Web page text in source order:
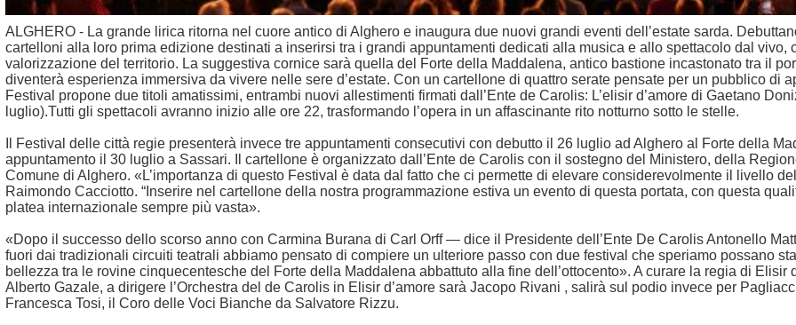
ALGHERO - La grande lirica ritorna nel cuore antico di Alghero e inaugura due nuovi grandi eventi dell’estate sarda.
cartelloni alla loro prima edizione destinati a inserirsi tra i grandi appuntamenti dedicati alla musica e allo spettacolo dal vivo,
valorizzazione del territorio. La suggestiva cornice sarà quella del Forte della Maddalena, antico bastione incastonato tra il
diventerà esperienza immersiva da vivere nelle sere d’estate. Con un cartellone di quattro serate pensate per un pubblico di
Festival propone due titoli amatissimi, entrambi nuovi allestimenti firmati dall’Ente de Carolis: L’elisir d’amore di Gaetano
luglio).Tutti gli spettacoli avranno inizio alle ore 22, trasformando l’opera in un affascinante rito notturno sotto le stelle.
Il Festival delle città regie presenterà invece tre appuntamenti consecutivi con debutto il 26 luglio ad Alghero al Forte della
appuntamento il 30 luglio a Sassari. Il cartellone è organizzato dall’Ente de Carolis con il sostegno del Ministero, della
Comune di Alghero. «L’importanza di questo Festival è data dal fatto che ci permette di elevare considerevolmente il livello
Raimondo Cacciotto. “Inserire nel cartellone della nostra programmazione estiva un evento di questa portata, con questa
platea internazionale sempre più vasta».
«Dopo il successo dello scorso anno con Carmina Burana di Carl Orff — dice il Presidente dell’Ente De Carolis Antonello
fuori dai tradizionali circuiti teatrali abbiamo pensato di compiere un ulteriore passo con due festival che speriamo possano
bellezza tra le rovine cinquecentesche del Forte della Maddalena abbattuto alla fine dell’ottocento». A curare la regia di
Alberto Gazale, a dirigere l’Orchestra del de Carolis in Elisir d’amore sarà Jacopo Rivani , salirà sul podio invece per
Francesca Tosi, il Coro delle Voci Bianche da Salvatore Rizzu.